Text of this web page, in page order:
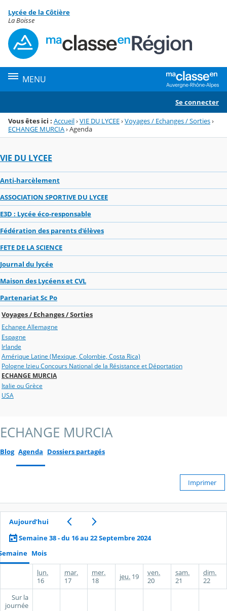
Menu de la rubrique
Contenu
Lycée de la Côtière
La Boisse
MENU
Se connecter
Vous êtes ici : Accueil›VIE DU LYCEE›Voyages / Echanges / Sorties›
ECHANGE MURCIA›Agenda
VIE DU LYCEE
Anti-harcèlement
ASSOCIATION SPORTIVE DU LYCEE
E3D : Lycée éco-responsable
Fédération des parents d'élèves
FETE DE LA SCIENCE
Journal du lycée
Maison des Lycéens et CVL
Partenariat Sc Po
Voyages / Echanges / Sorties
Echange Allemagne
Espagne
Irlande
Amérique Latine (Mexique, Colombie, Costa Rica)
Pologne Izieu Concours National de la Résistance et Déportation
ECHANGE MURCIA
Italie ou Grèce
USA
ECHANGE MURCIA
Blog Agenda Dossiers partagés
Imprimer
Aujourd’hui
Semaine 38 - du 16 au 22 Septembre 2024
Mois
lun.
16
mar.
17
mer.
18
jeu. 19
ven.
20
sam.
21
dim.
22
Sur la
journée